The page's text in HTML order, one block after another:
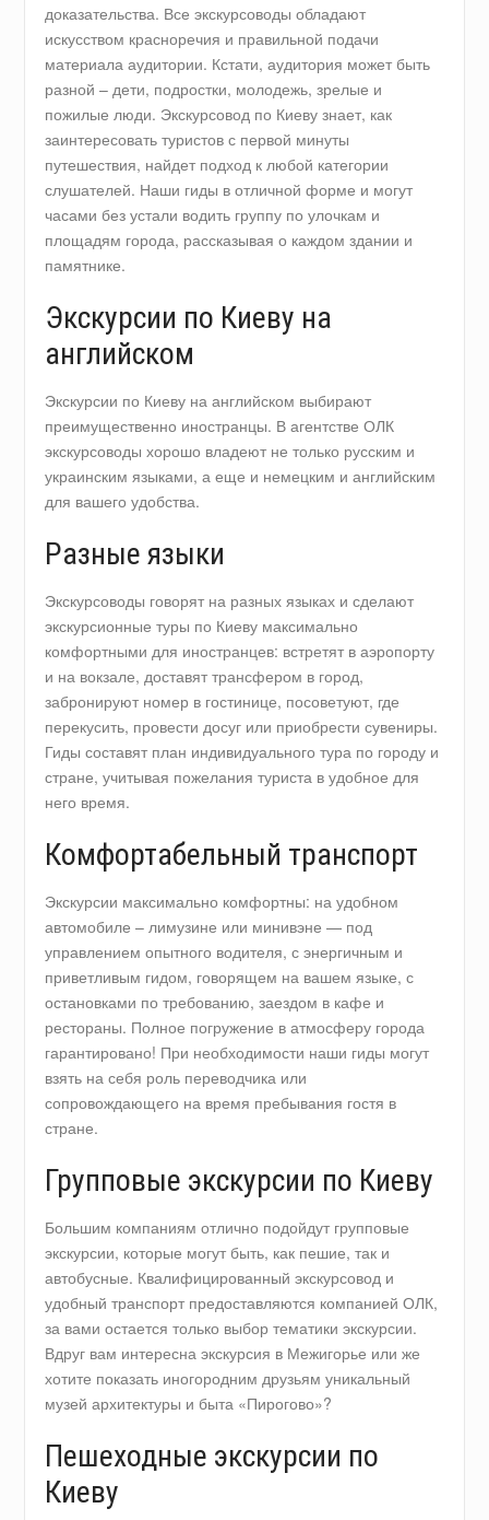
доказательства. Все экскурсоводы обладают
искусством красноречия и правильной подачи
материала аудитории. Кстати, аудитория может быть
разной – дети, подростки, молодежь, зрелые и
пожилые люди. Экскурсовод по Киеву знает, как
заинтересовать туристов с первой минуты
путешествия, найдет подход к любой категории
слушателей. Наши гиды в отличной форме и могут
часами без устали водить группу по улочкам и
площадям города, рассказывая о каждом здании и
памятнике.
Экскурсии по Киеву на
английском
Экскурсии по Киеву на английском выбирают
преимущественно иностранцы. В агентстве ОЛК
экскурсоводы хорошо владеют не только русским и
украинским языками, а еще и немецким и английским
для вашего удобства.
Разные языки
Экскурсоводы говорят на разных языках и сделают
экскурсионные туры по Киеву максимально
комфортными для иностранцев: встретят в аэропорту
и на вокзале, доставят трансфером в город,
забронируют номер в гостинице, посоветуют, где
перекусить, провести досуг или приобрести сувениры.
Гиды составят план индивидуального тура по городу и
стране, учитывая пожелания туриста в удобное для
него время.
Комфортабельный транспорт
Экскурсии максимально комфортны: на удобном
автомобиле – лимузине или минивэне — под
управлением опытного водителя, с энергичным и
приветливым гидом, говорящем на вашем языке, с
остановками по требованию, заездом в кафе и
рестораны. Полное погружение в атмосферу города
гарантировано! При необходимости наши гиды могут
взять на себя роль переводчика или
сопровождающего на время пребывания гостя в
стране.
Групповые экскурсии по Киеву
Большим компаниям отлично подойдут групповые
экскурсии, которые могут быть, как пешие, так и
автобусные. Квалифицированный экскурсовод и
удобный транспорт предоставляются компанией ОЛК,
за вами остается только выбор тематики экскурсии.
Вдруг вам интересна экскурсия в Межигорье или же
хотите показать иногородним друзьям уникальный
музей архитектуры и быта «Пирогово»?
Пешеходные экскурсии по
Киеву